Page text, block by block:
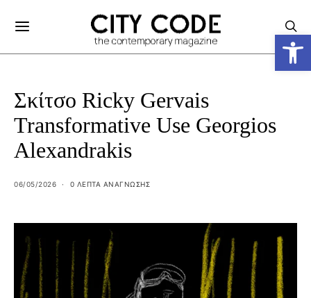
Σκίτσο Ricky Gervais
Transformative Use Georgios
Alexandrakis
06/05/2026 0 ΛΕΠΤΑ ΑΝΆΓΝΩΣΗΣ